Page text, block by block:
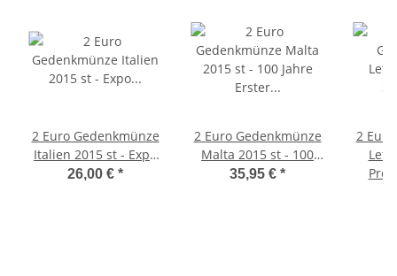
2 Euro Gedenkmünze
Italien 2015 st - Expo
Mailand/Milano - im
26,00 € *
2 Euro Gedenkmünze
Malta 2015 st - 100
Jahre Erster Flug - in
35,95 € *
2